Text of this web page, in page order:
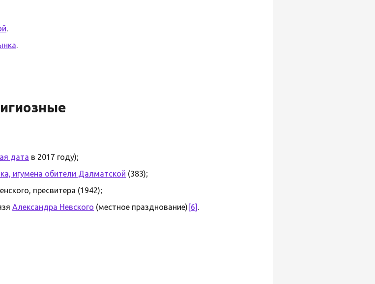
.
.
дата в 2017 году);
игумена обители Далматской (383);
пресвитера (1942);
Александра Невского (местное празднование) [6] .